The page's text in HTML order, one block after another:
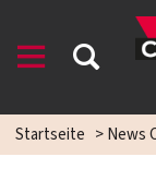
Startseite >News